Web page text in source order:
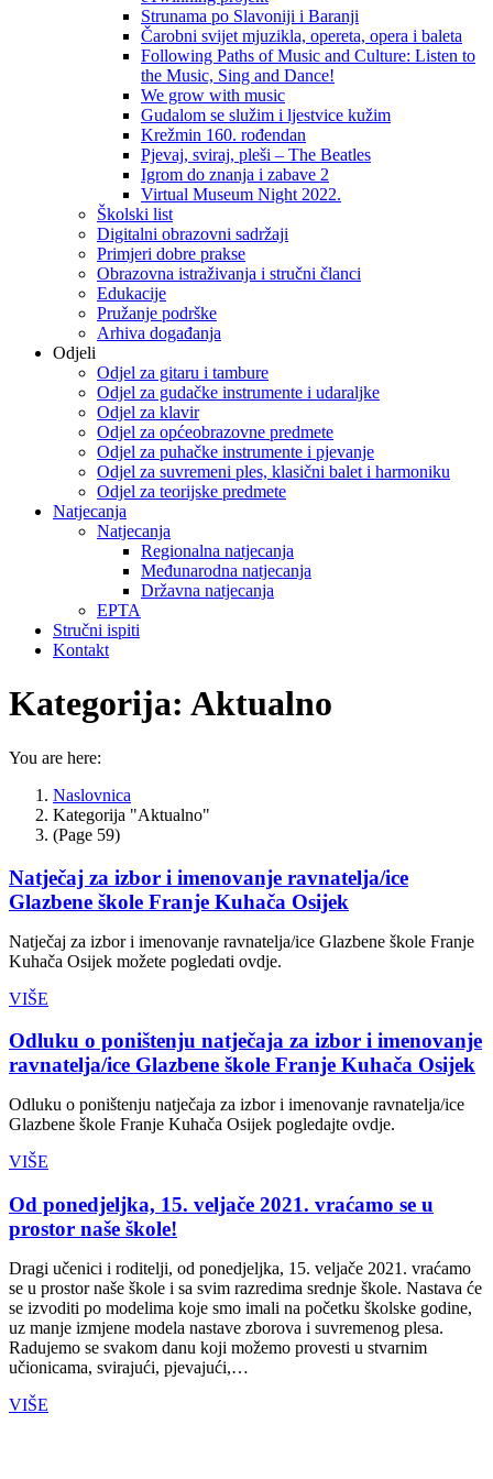
Strunama po Slavoniji i Baranji
Čarobni svijet mjuzikla, opereta, opera i baleta
Following Paths of Music and Culture: Listen to
the Music, Sing and Dance!
We grow with music
Gudalom se služim i ljestvice kužim
Krežmin 160. rođendan
Pjevaj, sviraj, pleši – The Beatles
Igrom do znanja i zabave 2
Virtual Museum Night 2022.
Školski list
Digitalni obrazovni sadržaji
Primjeri dobre prakse
Obrazovna istraživanja i stručni članci
Edukacije
Pružanje podrške
Arhiva događanja
Odjeli
Odjel za gitaru i tambure
Odjel za gudačke instrumente i udaraljke
Odjel za klavir
Odjel za općeobrazovne predmete
Odjel za puhačke instrumente i pjevanje
Odjel za suvremeni ples, klasični balet i harmoniku
Odjel za teorijske predmete
Natjecanja
Natjecanja
Regionalna natjecanja
Međunarodna natjecanja
Državna natjecanja
EPTA
Stručni ispiti
Kontakt
Kategorija: Aktualno
You are here:
Naslovnica
Kategorija "Aktualno"
(Page 59)
Natječaj za izbor i imenovanje ravnatelja/ice
Glazbene škole Franje Kuhača Osijek
Natječaj za izbor i imenovanje ravnatelja/ice Glazbene škole Franje
Kuhača Osijek možete pogledati ovdje.
VIŠE
Odluku o poništenju natječaja za izbor i imenovanje
ravnatelja/ice Glazbene škole Franje Kuhača Osijek
Odluku o poništenju natječaja za izbor i imenovanje ravnatelja/ice
Glazbene škole Franje Kuhača Osijek pogledajte ovdje.
VIŠE
Od ponedjeljka, 15. veljače 2021. vraćamo se u
prostor naše škole!
Dragi učenici i roditelji, od ponedjeljka, 15. veljače 2021. vraćamo
se u prostor naše škole i sa svim razredima srednje škole. Nastava će
se izvoditi po modelima koje smo imali na početku školske godine,
uz manje izmjene modela nastave zborova i suvremenog plesa.
Radujemo se svakom danu koji možemo provesti u stvarnim
učionicama, svirajući, pjevajući,…
VIŠE